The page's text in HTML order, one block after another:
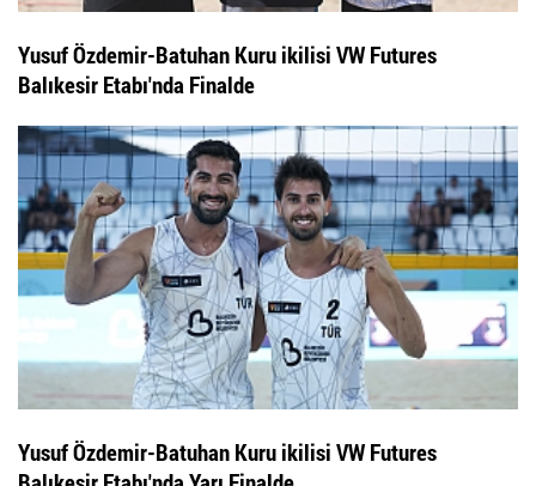
Yusuf Özdemir-Batuhan Kuru ikilisi VW Futures
Balıkesir Etabı'nda Finalde
Yusuf Özdemir-Batuhan Kuru ikilisi VW Futures